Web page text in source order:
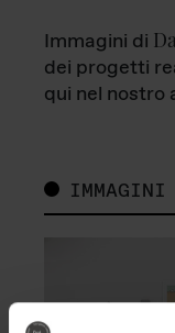
Immagini di
dei progetti
qui nel nostro
IMMAGINI